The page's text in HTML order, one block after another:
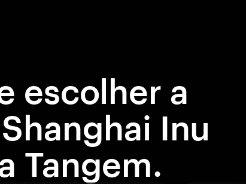
escolher a
Inu
Tangem.